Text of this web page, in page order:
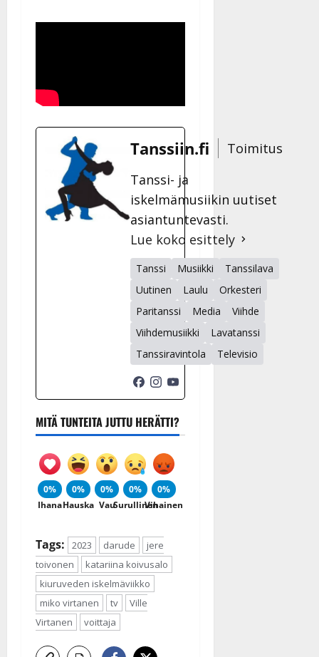
Tanssiin.fi
Toimitus
Tanssi- ja
iskelmämusiikin uutiset
asiantuntevasti.
Lue koko esittely
Tanssi Musiikki
Tanssilava
Uutinen
Laulu
Orkesteri
Paritanssi
Media
Viihde
Viihdemusiikki
Lavatanssi
Tanssiravintola
Televisio
MITÄ TUNTEITA JUTTU HERÄTTI?
0%
Ihana
0%
Hauska
0%
Vau
0%
Surullinen
0%
Vihainen
Tags: 2023 darude
jere
toivonen
katariina koivusalo
kiuruveden iskelmäviikko
miko virtanen
tv
Ville
Virtanen
voittaja